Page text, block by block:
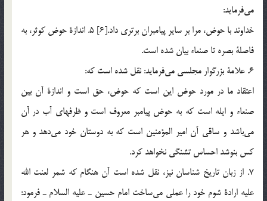
مي‌فرمايد:
خداوند با حوض، مرا بر ساير پيامبران برتري داد.[6] 5. اندازة حوض كوثر، به
فاصلة بصره تا صنعاء بيان شده است.
6. علامة بزرگوار مجلسي مي‌فرمايد: نقل شده است كه:
اعتقاد ما در مورد حوض اين است كه حوض، حق است و اندازة آن بين
صنعاء و ايله است كه به حوض پيامبر معروف است و ظرفهاي آب در آن
مي‌باشد و ساقي آن امير المؤمنين است كه به دوستان خود مي‌دهد و هر
كس بنوشد احساس تشنگي نخواهد كرد.
7. از زبان تاريخ شناسان نيز، نقل شده است آن هنگام كه شمر لعنت الله
عليه ارادة شوم خود را عملي مي‌ساخت امام حسين ـ عليه السلام ـ فرمود: